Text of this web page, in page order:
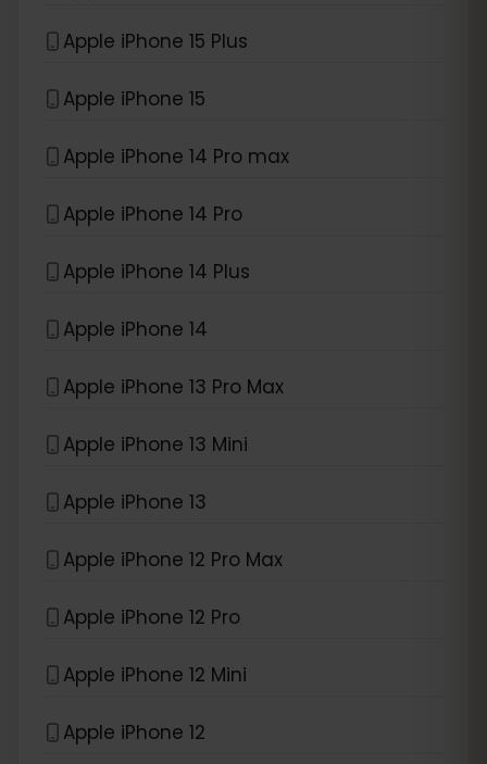
Apple iPhone 15 Plus
Apple iPhone 15
Apple iPhone 14 Pro max
Apple iPhone 14 Pro
Apple iPhone 14 Plus
Apple iPhone 14
Apple iPhone 13 Pro Max
Apple iPhone 13 Mini
Apple iPhone 13
Apple iPhone 12 Pro Max
Apple iPhone 12 Pro
Apple iPhone 12 Mini
Apple iPhone 12